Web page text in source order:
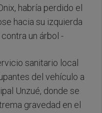
habría perdido el
hacia su izquierda
un árbol -
sanitario local
del vehículo a
Unzué, donde se
gravedad en el